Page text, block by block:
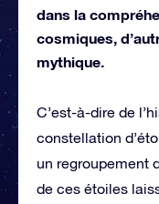
dans la
cosmiques,
mythique.
C’est-à-dire de
constellation
un regroupement
de ces étoiles